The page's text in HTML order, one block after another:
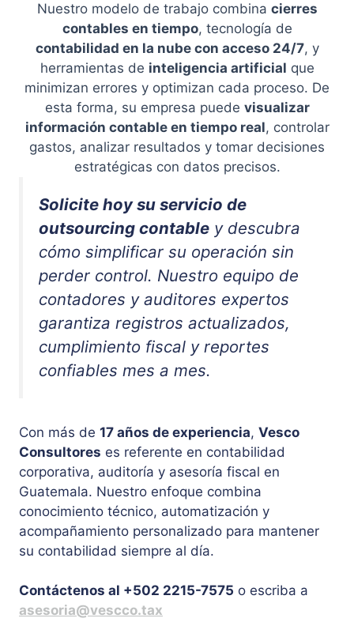
Nuestro modelo de trabajo combina cierres
contables en tiempo, tecnología de
contabilidad en la nube con acceso 24/7, y
herramientas de inteligencia artificial que
minimizan errores y optimizan cada proceso. De
esta forma, su empresa puede visualizar
información contable en tiempo real, controlar
gastos, analizar resultados y tomar decisiones
estratégicas con datos precisos.
Solicite hoy su servicio de
outsourcing contable y descubra
cómo simplificar su operación sin
perder control. Nuestro equipo de
contadores y auditores expertos
garantiza registros actualizados,
cumplimiento fiscal y reportes
confiables mes a mes.
Con más de 17 años de experiencia, Vesco
Consultores es referente en contabilidad
corporativa, auditoría y asesoría fiscal en
Guatemala. Nuestro enfoque combina
conocimiento técnico, automatización y
acompañamiento personalizado para mantener
su contabilidad siempre al día.
Contáctenos al +502 2215-7575 o escriba a
asesoria@vescco.tax